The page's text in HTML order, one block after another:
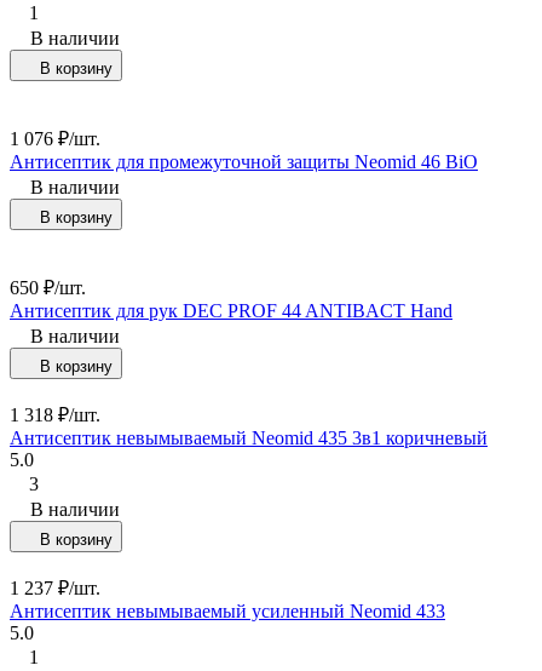
1
В наличии
В корзину
1 076 ₽/шт.
Антисептик для промежуточной защиты Neomid 46 BiO
В наличии
В корзину
650 ₽/шт.
Антисептик для рук DEC PROF 44 ANTIBACT Hand
В наличии
В корзину
1 318 ₽/шт.
Антисептик невымываемый Neomid 435 3в1 коричневый
5.0
3
В наличии
В корзину
1 237 ₽/шт.
Антисептик невымываемый усиленный Neomid 433
5.0
1